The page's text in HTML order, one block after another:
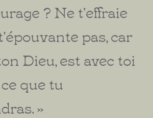
? Ne t’effraie
pas, car
Dieu, est avec toi
que tu
»